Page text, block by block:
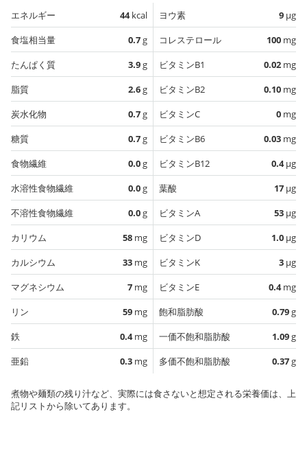
エネルギー 44kcal
食塩相当量
0.7g
たんぱく質
3.9g
脂質
2.6g
炭水化物
0.7g
糖質
0.7g
食物繊維
0.0g
水溶性食物繊維
0.0g
不溶性食物繊維
0.0g
カリウム
58 mg
カルシウム
33 mg
マグネシウム
7 mg
リン
59 mg
鉄
0.4mg
亜鉛
0.3 mg
ヨウ素 9 µg
コレステロール
100 mg
ビタミンB1
0.02 mg
ビタミンB2
0.10 mg
ビタミンC
0 mg
ビタミンB6
0.03 mg
ビタミンB12
0.4µg
葉酸
17 µg
ビタミンA
53 µg
ビタミンD
1.0 µg
ビタミンK
3 µg
ビタミンE
0.4mg
飽和脂肪酸
0.79g
一価不飽和脂肪酸
1.09g
多価不飽和脂肪酸
0.37g
煮物や麺類の残り汁など、実際には食さないと想定される栄養価は、上
記リストから除いてあります。